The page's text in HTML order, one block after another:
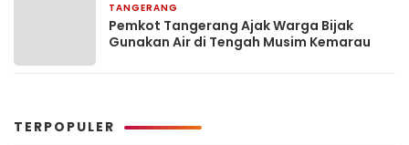
TANGERANG
Pemkot Tangerang Ajak Warga Bijak
Gunakan Air di Tengah Musim Kemarau
TERPOPULER